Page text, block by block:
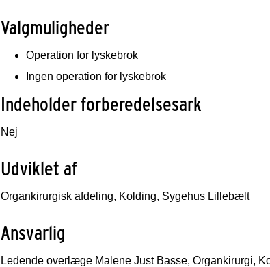
Valgmuligheder
Operation for lyskebrok
Ingen operation for lyskebrok
Indeholder forberedelsesark
Nej
Udviklet af
Organkirurgisk afdeling, Kolding, Sygehus Lillebælt
Ansvarlig
Ledende overlæge Malene Just Basse, Organkirurgi,